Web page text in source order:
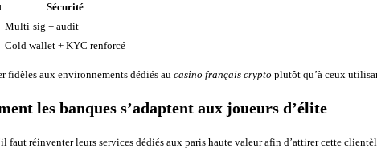
Sécurité
Multi‑sig + audit
Cold wallet + KYC renforcé
fidèles aux environnements dédiés au casino français crypto plutôt qu’à ceux
les banques s’adaptent aux joueurs d’élite
réinventer leurs services dédiés aux paris haute valeur afin d’attirer cette